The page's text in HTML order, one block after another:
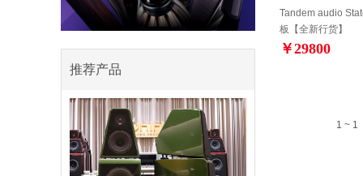
推荐产品
Tandem audio
板【全新行货】
￥29800
1 ~ 1